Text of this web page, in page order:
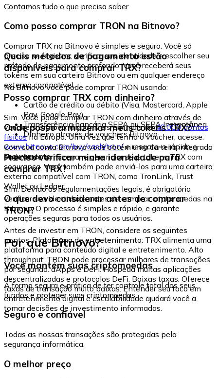
Contamos tudo o que precisa saber
Como posso comprar TRON na Bitnovo?
Comprar TRX na Bitnovo é simples e seguro. Você só
precisa se registrar, verificar sua identidade e escolher seu
método de pagamento preferido. Você receberá seus
tokens em sua carteira Bitnovo ou em qualquer endereço
externo compatível.
Quais métodos de pagamento estão
disponíveis para comprar TRX?
Na Bitnovo você pode comprar TRON usando:
Cartão de crédito ou débito (Visa, Mastercard, Apple
Pay, Google Pay)
Transferência bancária SEPA ou SEPA Instantânea
Dinheiro através de vouchers Bitnovo
Posso comprar TRX com dinheiro?
Sim. Você pode comprar TRON com dinheiro através de
vouchers Bitnovo, disponíveis em mais de40.000 pontos
físicosna Europa. Uma vez que tenha o voucher, acesse:
www.bitnovo.com/buy/cash/tron/e resgate-o rápida e
seguramente.
Onde posso armazenar meus tokens TRX?
Com sua conta Bitnovo você obtém uma carteira integrada
onde pode armazenar e gerenciar seus tokens TRX com
segurança. Você também pode enviá-los para uma carteira
externa compatível com TRON, como TronLink, Trust
Wallet ou Ledger.
Preciso verificar minha identidade para
comprar TRX?
Sim. Devido às regulamentações legais, é obrigatório
verificar sua identidade antes de comprar criptomoedas na
Bitnovo. O processo é simples e rápido, e garante
operações seguras para todos os usuários.
O que devo considerar antes de comprar
TRON?
Antes de investir em TRON, considere os seguintes
pontos: Plataforma de entretenimento: TRX alimenta uma
plataforma para conteúdo digital e entretenimento. Alto
throughput: TRON pode processar milhares de transações
por segundo. dApps e DeFi: Hospeda muitas aplicações
descentralizadas e protocolos DeFi. Baixas taxas: Oferece
taxas de transação muito baixas. Entender seu foco em
entretenimento digital e escalabilidade ajudará você a
tomar decisões de investimento informadas.
Por que Bitnovo?
Você mantém suas criptomoedas
A forma segura e prática de ter controle total dos seus
fundos e proteger suas criptomoedas.
Seguro e confiável
Todas as nossas transações são protegidas pela
segurança informática.
O melhor preço